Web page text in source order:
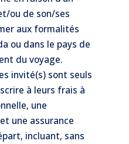
ou de son/ses
aux formalités
ou dans le pays de
du voyage.
invité(s) sont seuls
à leurs frais à
une
une assurance
incluant, sans